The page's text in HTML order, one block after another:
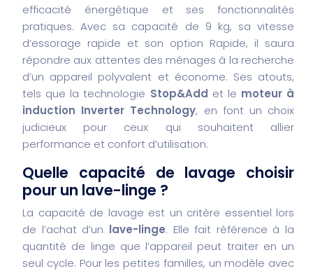
efficacité énergétique et ses fonctionnalités
pratiques. Avec sa capacité de 9 kg, sa vitesse
d’essorage rapide et son option Rapide, il saura
répondre aux attentes des ménages à la recherche
d’un appareil polyvalent et économe. Ses atouts,
tels que la technologie Stop&Add et le moteur à
induction Inverter Technology, en font un choix
judicieux pour ceux qui souhaitent allier
performance et confort d’utilisation.
Quelle capacité de lavage choisir
pour un lave-linge ?
La capacité de lavage est un critère essentiel lors
de l’achat d’un lave-linge. Elle fait référence à la
quantité de linge que l’appareil peut traiter en un
seul cycle. Pour les petites familles, un modèle avec